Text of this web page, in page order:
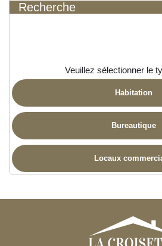
Recherche
Veuillez sélectionner le
Habitation
Bureautique
Locaux